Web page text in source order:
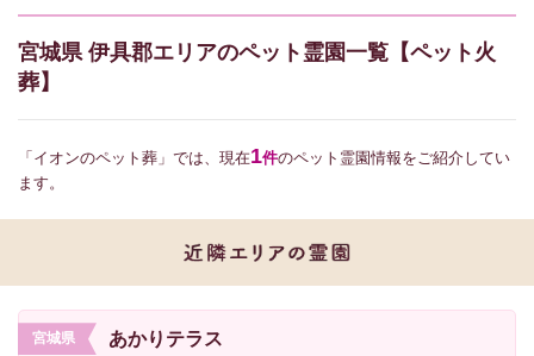
宮城県 伊具郡エリアのペット霊園一覧【ペット火
葬】
「イオンのペット葬」では、現在1件のペット霊園情報をご紹介してい
ます。
宮城県 あかりテラス